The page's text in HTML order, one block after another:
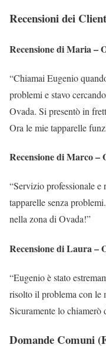
Recensioni dei
Recensione di Maria –
“Chiamai Eugenio
problemi e stavo
Ovada. Si presentò in
Ora le mie tapparelle
Recensione di Marco –
“Servizio professionale
tapparelle senza
nella zona di Ovada!”
Recensione di Laura –
“Eugenio è stato
risolto il problema con le
Sicuramente lo chiamerò
Domande Comuni